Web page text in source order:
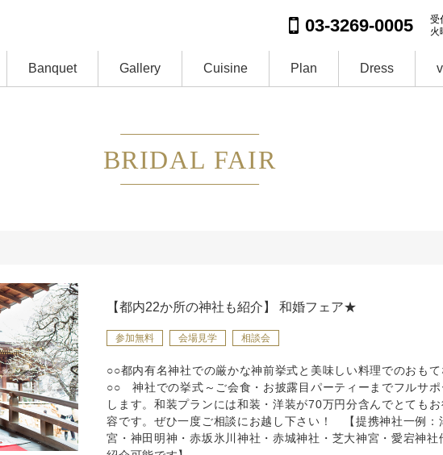
03-3269-0005
受
火
Banquet Gallery Cuisine Plan Dress
BRIDAL FAIR
【都内22か所の神社も紹介】 和婚フェア★
参加無料 会場見学 相談会
○○都内有名神社での厳かな神前挙式と美味しい料理でのおもて
○○ 神社での挙式～ご会食・お披露目パーティーまでフルサポ
します。和装プランには和装・洋装が70万円分含んでとてもお
容です。ぜひ一度ご相談にお越し下さい！ 【提携神社一例：
宮・神田明神・赤坂氷川神社・赤城神社・芝大神宮・愛宕神社